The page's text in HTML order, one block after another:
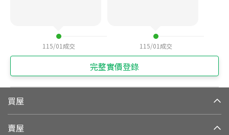
115/01 成交 115/01 成交
完整實價登錄
買屋
賣屋